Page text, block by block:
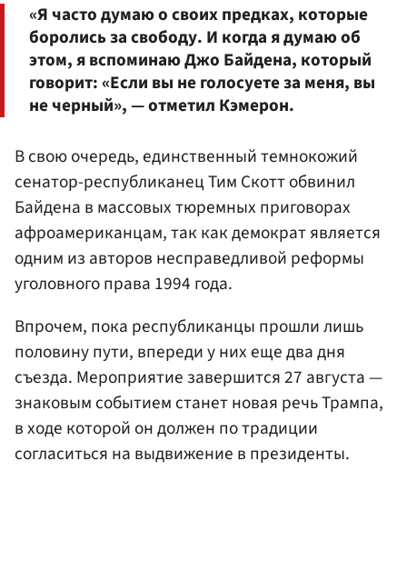
«Я часто думаю о своих предках, которые
боролись за свободу. И когда я думаю об
этом, я вспоминаю Джо Байдена, который
говорит: «Если вы не голосуете за меня, вы
не черный», — отметил Кэмерон.
В свою очередь, единственный темнокожий
сенатор-республиканец Тим Скотт обвинил
Байдена в массовых тюремных приговорах
афроамериканцам, так как демократ является
одним из авторов несправедливой реформы
уголовного права 1994 года.
Впрочем, пока республиканцы прошли лишь
половину пути, впереди у них еще два дня
съезда. Мероприятие завершится 27 августа —
знаковым событием станет новая речь Трампа,
в ходе которой он должен по традиции
согласиться на выдвижение в президенты.